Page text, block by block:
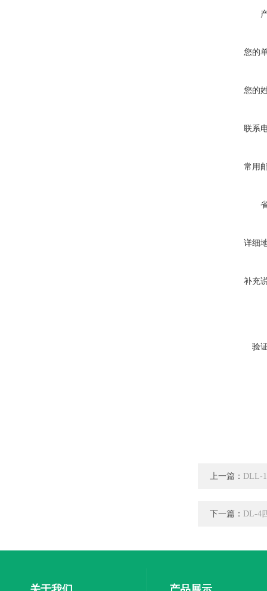
您的
您的
联系
常用
详细
补充
验
上一篇： DLL-
下一篇： DL-4